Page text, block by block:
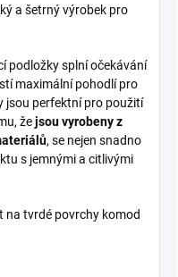
a šetrný výrobek pro
podložky splní očekávání
maximální pohodlí pro
jsou perfektní pro použití
žejsou vyrobeny z
, se nejen snadno
s jemnými a citlivými
na tvrdé povrchy komod